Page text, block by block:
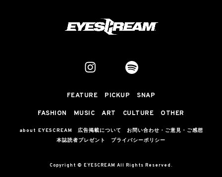
FEATURE PICKUP SNAP
FASHION MUSIC ART CULTURE OTHER
about EYESCREAM 広告掲載について
お問い合わせ・ご意見・ご感想
本誌読者プレゼント
プライバシーポリシー
Copyright © EYESCREAM All Rights Reserved.